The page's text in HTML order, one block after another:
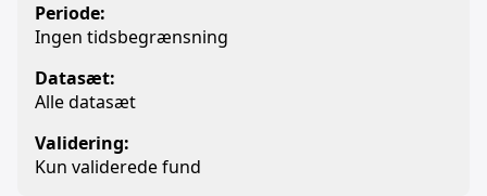
Periode:
Ingen tidsbegrænsning
Datasæt:
Alle datasæt
Validering:
Kun validerede fund